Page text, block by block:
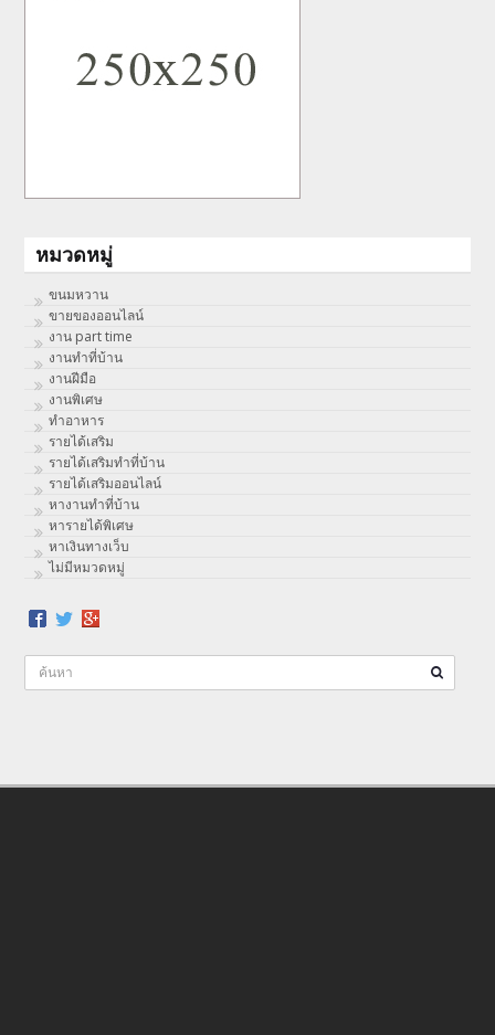
หมวดหมู่
ขนมหวาน
ขายของออนไลน์
งาน part time
งานทําที่บ้าน
งานฝีมือ
งานพิเศษ
ทําอาหาร
รายได้เสริม
รายได้เสริมทำที่บ้าน
รายได้เสริมออนไลน์
หางานทำที่บ้าน
หารายได้พิเศษ
หาเงินทางเว็บ
ไม่มีหมวดหมู่